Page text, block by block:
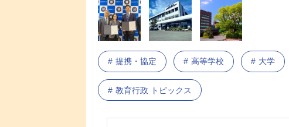
提携・協定 高等学校 大学
教育行政 トピックス